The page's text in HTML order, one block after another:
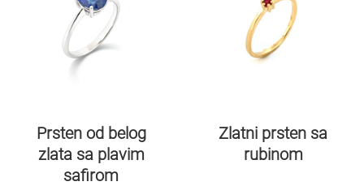
Prsten od belog
zlata sa plavim
safirom
Zlatni prsten sa
rubinom